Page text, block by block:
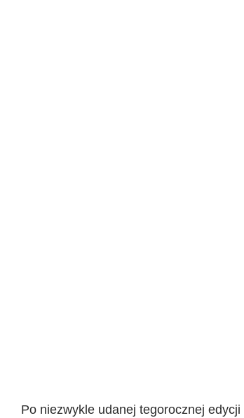
Po niezwykle udanej tegorocznej